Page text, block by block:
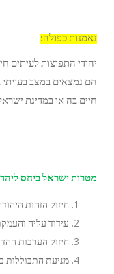
נאמנות כפולה:
יהודי התפוצות לעיתים
הם נמצאים במצב
חיים בה או במדינת
מטרות ישראל ביחס
חיזוק הזהות
עידוד עליה
חיזוק הערבות
מניעת התבוללות